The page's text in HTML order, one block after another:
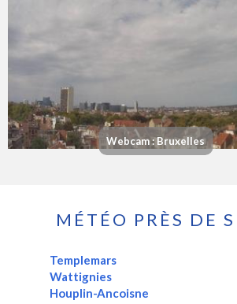
Webcam : Bruxelles
MÉTÉO PRÈS DE
Templemars
Wattignies
Houplin-Ancoisne